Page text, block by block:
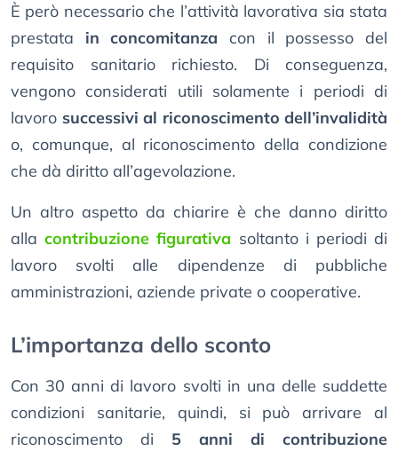
È però necessario che l’attività lavorativa sia stata
prestata in concomitanza con il possesso del
requisito sanitario richiesto. Di conseguenza,
vengono considerati utili solamente i periodi di
lavoro successivi al riconoscimento dell’invalidità
o, comunque, al riconoscimento della condizione
che dà diritto all’agevolazione.
Un altro aspetto da chiarire è che danno diritto
allacontribuzione figurativa soltanto i periodi di
lavoro svolti alle dipendenze di pubbliche
amministrazioni, aziende private o cooperative.
L’importanza dello sconto
Con 30 anni di lavoro svolti in una delle suddette
condizioni sanitarie, quindi, si può arrivare al
riconoscimento di 5 anni di contribuzione